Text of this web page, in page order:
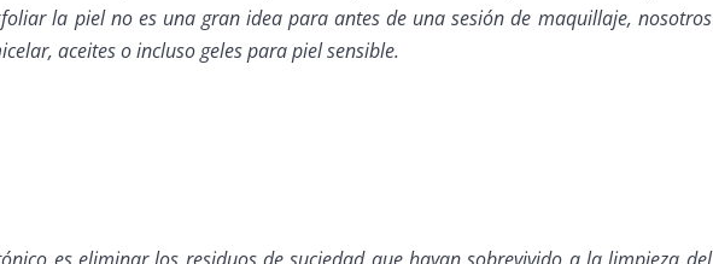
la piel no es una gran idea para antes de una sesión de maquillaje, nosotros
aceites o incluso geles para piel sensible.